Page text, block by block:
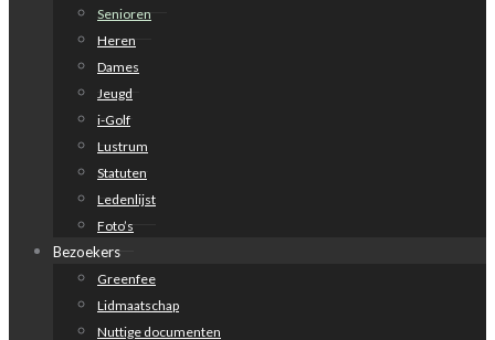
Senioren
Heren
Dames
Jeugd
i-Golf
Lustrum
Statuten
Ledenlijst
Foto’s
Bezoekers
Greenfee
Lidmaatschap
Nuttige documenten